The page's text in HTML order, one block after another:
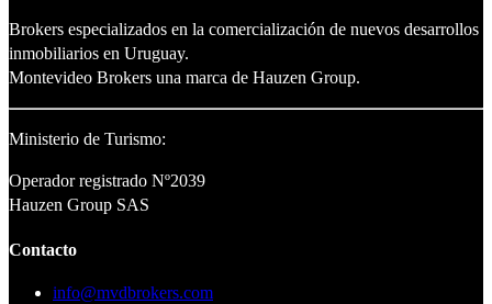
Brokers especializados en la comercialización de nuevos desarrollos
inmobiliarios en Uruguay.
Montevideo Brokers una marca de Hauzen Group.
Ministerio de Turismo:
Operador registrado Nº2039
Hauzen Group SAS
Contacto
info@mvdbrokers.com